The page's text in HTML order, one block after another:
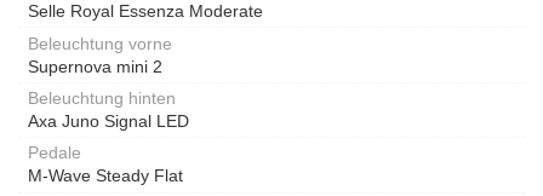
Selle Royal Essenza Moderate
Beleuchtung vorne
Supernova mini 2
Beleuchtung hinten
Axa Juno Signal LED
Pedale
M-Wave Steady Flat